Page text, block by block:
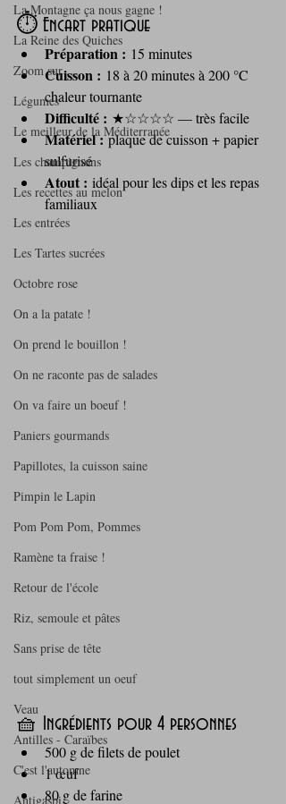
La Montagne ça nous gagne !
La Reine des Quiches
Zoom sur ...
Légumes
Le meilleur de la Méditerranée
Les champignons
Les recettes au melon
Les entrées
Les Tartes sucrées
Octobre rose
On a la patate !
On prend le bouillon !
On ne raconte pas de salades
On va faire un boeuf !
Paniers gourmands
Papillotes, la cuisson saine
Pimpin le Lapin
Pom Pom Pom, Pommes
Ramène ta fraise !
Retour de l'école
Riz, semoule et pâtes
Sans prise de tête
tout simplement un oeuf
Veau
Antilles - Caraïbes
C'est l'automne
Antigaspi
⏱️ Encart pratique
Préparation : 15 minutes
Cuisson : 18 à 20 minutes à 200 °C
chaleur tournante
Difficulté : ★☆☆☆☆ — très facile
Matériel : plaque de cuisson + papier
sulfurisé
Atout : idéal pour les dips et les repas
familiaux
🧺 Ingrédients pour 4 personnes
500 g de filets de poulet
1 œuf
80 g de farine